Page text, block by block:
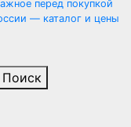
перед покупкой
— каталог и цены
Поиск